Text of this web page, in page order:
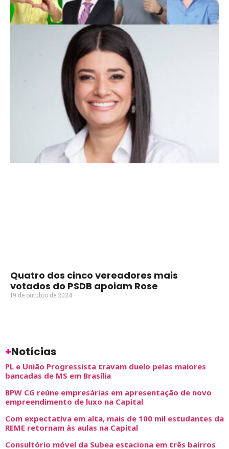
Quatro dos cinco vereadores mais
votados do PSDB apoiam Rose
19 de outubro de 2024
+Notícias
PL e União Progressista travam duelo pelas maiores
bancadas de MS em Brasília
BPW CG reúne empresárias em apresentação de novo
empreendimento de luxo na Capital
Com expectativa em alta, mais de 100 mil estudantes da
REME retornam às aulas na Capital
Consultório móvel da Subea estaciona em três bairros